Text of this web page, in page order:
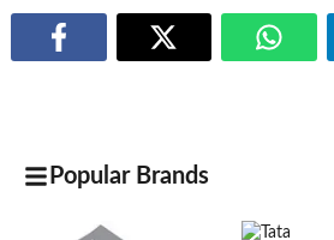
Popular Brands